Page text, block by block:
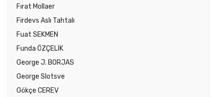
Fırat Mollaer
Firdevs Aslı Tahtalı
Fuat SEKMEN
Funda ÖZÇELİK
George J. BORJAS
George Slotsve
Gökçe CEREV